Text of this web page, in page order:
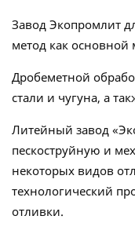
Завод Экопромлит
метод как основной
Дробеметной
стали и чугуна, а
Литейный завод
пескоструйную и
некоторых видов
технологический
отливки.